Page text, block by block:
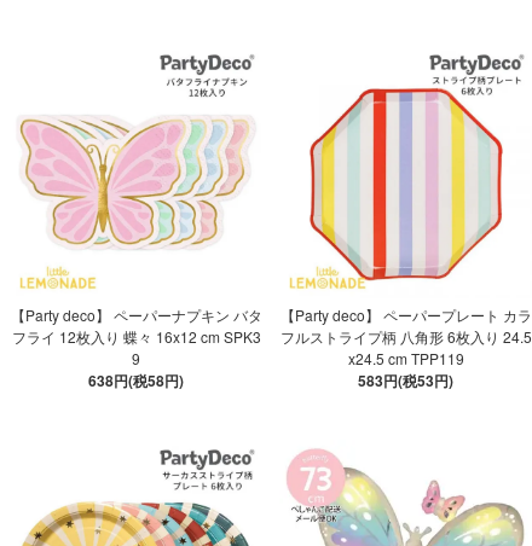
【Party deco】 ペーパーナプキン バタ
フライ 12枚入り 蝶々 16x12 cm SPK3
9
638円(税58円)
【Party deco】 ペーパープレート カラ
フルストライプ柄 八角形 6枚入り 24.5
x24.5 cm TPP119
583円(税53円)